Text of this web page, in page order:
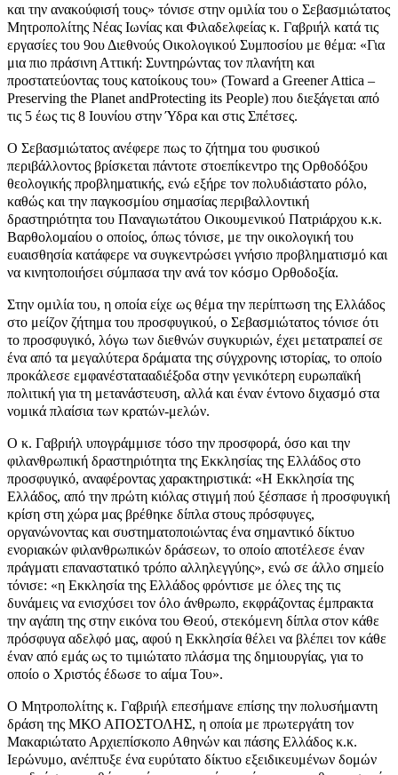
και την ανακούφισή τους» τόνισε στην ομιλία του ο Σεβασμιώτατος
Μητροπολίτης Νέας Ιωνίας και Φιλαδελφείας κ. Γαβριήλ κατά τις
εργασίες του 9ου Διεθνούς Οικολογικού Συμποσίου με θέμα: «Για
μια πιο πράσινη Αττική: Συντηρώντας τον πλανήτη και
προστατεύοντας τους κατοίκους του» (Toward a Greener Attica –
Preserving the Planet andProtecting its People) που διεξάγεται από
τις 5 έως τις 8 Ιουνίου στην Ύδρα και στις Σπέτσες.
Ο Σεβασμιώτατος ανέφερε πως το ζήτημα του φυσικού
περιβάλλοντος βρίσκεται πάντοτε στοεπίκεντρο της Ορθοδόξου
θεολογικής προβληματικής, ενώ εξήρε τον πολυδιάστατο ρόλο,
καθώς και την παγκοσμίου σημασίας περιβαλλοντική
δραστηριότητα του Παναγιωτάτου Οικουμενικού Πατριάρχου κ.κ.
Βαρθολομαίου ο οποίος, όπως τόνισε, με την οικολογική του
ευαισθησία κατάφερε να συγκεντρώσει γνήσιο προβληματισμό και
να κινητοποιήσει σύμπασα την ανά τον κόσμο Ορθοδοξία.
Στην ομιλία του, η οποία είχε ως θέμα την περίπτωση της Ελλάδος
στο μείζον ζήτημα του προσφυγικού, ο Σεβασμιώτατος τόνισε ότι
το προσφυγικό, λόγω των διεθνών συγκυριών, έχει μετατραπεί σε
ένα από τα μεγαλύτερα δράματα της σύγχρονης ιστορίας, το οποίο
προκάλεσε εμφανέστατααδιέξοδα στην γενικότερη ευρωπαϊκή
πολιτική για τη μετανάστευση, αλλά και έναν έντονο διχασμό στα
νομικά πλαίσια των κρατών-μελών.
Ο κ. Γαβριήλ υπογράμμισε τόσο την προσφορά, όσο και την
φιλανθρωπική δραστηριότητα της Εκκλησίας της Ελλάδος στο
προσφυγικό, αναφέροντας χαρακτηριστικά: «Η Εκκλησία της
Ελλάδος, από την πρώτη κιόλας στιγμή πού ξέσπασε ἡ προσφυγική
κρίση στη χώρα μας βρέθηκε δίπλα στους πρόσφυγες,
οργανώνοντας και συστηματοποιώντας ένα σημαντικό δίκτυο
ενοριακών φιλανθρωπικών δράσεων, το οποίο αποτέλεσε έναν
πράγματι επαναστατικό τρόπο αλληλεγγύης», ενώ σε άλλο σημείο
τόνισε: «η Εκκλησία της Ελλάδος φρόντισε με όλες της τις
δυνάμεις να ενισχύσει τον όλο άνθρωπο, εκφράζοντας έμπρακτα
την αγάπη της στην εικόνα του Θεού, στεκόμενη δίπλα στον κάθε
πρόσφυγα αδελφό μας, αφού η Εκκλησία θέλει να βλέπει τον κάθε
έναν από εμάς ως το τιμιώτατο πλάσμα της δημιουργίας, για το
οποίο ο Χριστός έδωσε το αίμα Του».
Ο Μητροπολίτης κ. Γαβριήλ επεσήμανε επίσης την πολυσήμαντη
δράση της ΜΚΟ ΑΠΟΣΤΟΛΗΣ, η οποία με πρωτεργάτη τον
Μακαριώτατο Αρχιεπίσκοπο Αθηνών και πάσης Ελλάδος κ.κ.
Ιερώνυμο, ανέπτυξε ένα ευρύτατο δίκτυο εξειδικευμένων δομών